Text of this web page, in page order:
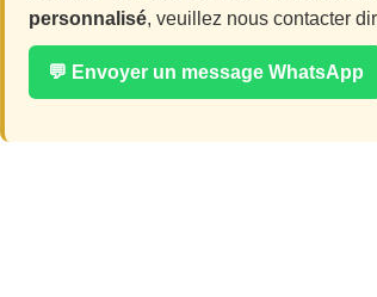
personnalisé, veuillez nous contacter
💬 Envoyer un message WhatsApp